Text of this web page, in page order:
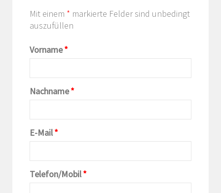
Mit einem * markierte Felder sind unbedingt
auszufüllen
Vorname*
Nachname*
E-Mail*
Telefon/Mobil*